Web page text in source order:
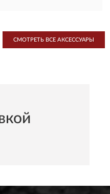
СМОТРЕТЬ ВСЕ AКСЕССУАРЫ